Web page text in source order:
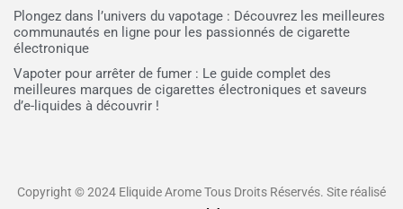
Plongez dans l’univers du vapotage : Découvrez les meilleures
communautés en ligne pour les passionnés de cigarette
électronique
Vapoter pour arrêter de fumer : Le guide complet des
meilleures marques de cigarettes électroniques et saveurs
d’e-liquides à découvrir !
Copyright © 2024 Eliquide Arome Tous Droits Réservés. Site réalisé